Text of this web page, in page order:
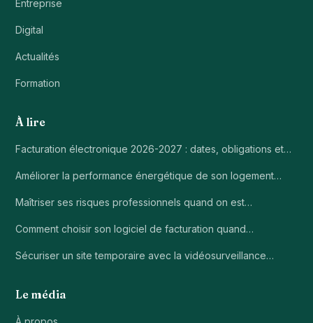
Entreprise
Digital
Actualités
Formation
À lire
Facturation électronique 2026-2027 : dates, obligations et…
Améliorer la performance énergétique de son logement…
Maîtriser ses risques professionnels quand on est…
Comment choisir son logiciel de facturation quand…
Sécuriser un site temporaire avec la vidéosurveillance…
Le média